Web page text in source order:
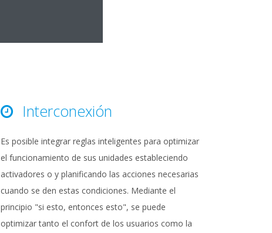
Interconexión
Es posible integrar reglas inteligentes para optimizar
el funcionamiento de sus unidades estableciendo
activadores o y planificando las acciones necesarias
cuando se den estas condiciones. Mediante el
principio "si esto, entonces esto", se puede
optimizar tanto el confort de los usuarios como la